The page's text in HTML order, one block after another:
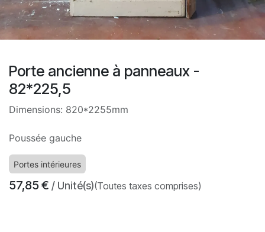
Porte ancienne à panneaux -
82*225,5
Dimensions: 820*2255mm
Poussée gauche
Portes intérieures
57,85 € / Unité(s)(Toutes taxes comprises)